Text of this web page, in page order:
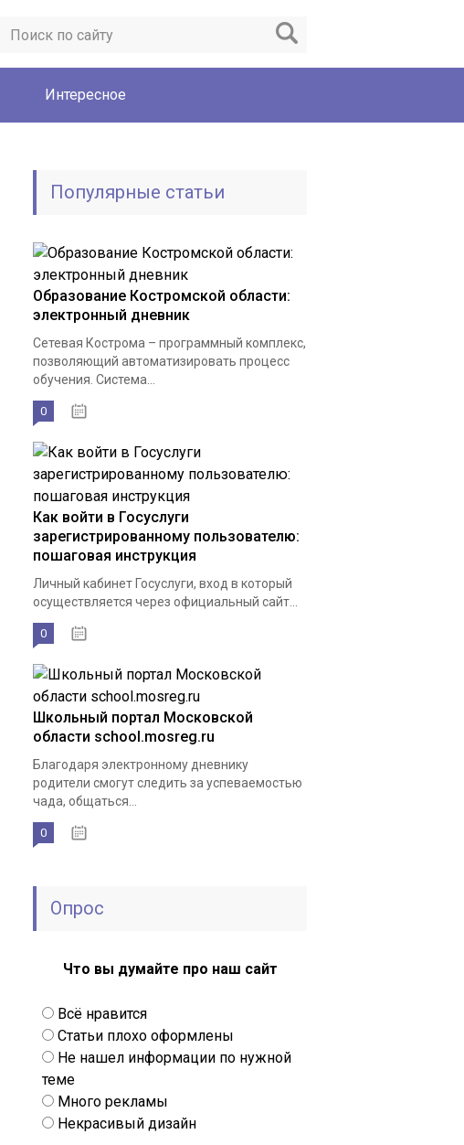
Интересное
Популярные статьи
Образование Костромской области:
электронный дневник
Сетевая Кострома – программный комплекс,
позволяющий автоматизировать процесс
обучения. Система...
0
Как войти в Госуслуги
зарегистрированному пользователю:
пошаговая инструкция
Личный кабинет Госуслуги, вход в который
осуществляется через официальный сайт...
0
Школьный портал Московской
области school.mosreg.ru
Благодаря электронному дневнику
родители смогут следить за успеваемостью
чада, общаться...
0
Опрос
Что вы думайте про наш сайт
Всё нравится
Статьи плохо оформлены
Не нашел информации по нужной
теме
Много рекламы
Некрасивый дизайн